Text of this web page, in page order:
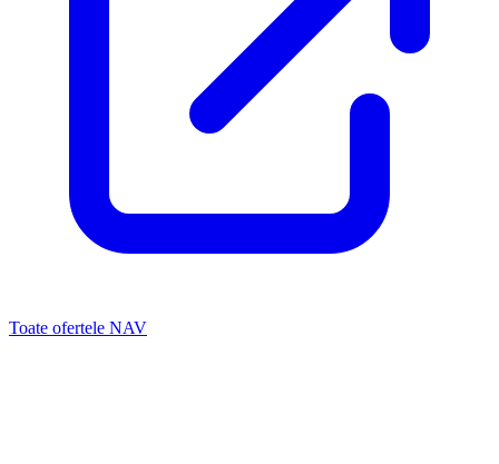
Toate ofertele NAV